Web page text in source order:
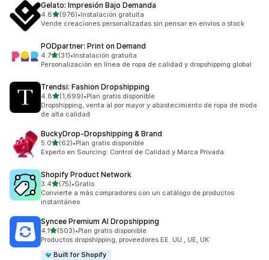
Gelato: Impresión Bajo Demanda
4.8de 5 estrellas
(976)
976 reseñas en total
•Instalación gratuita
Vende creaciones personalizadas sin pensar en envíos o stock
PODpartner: Print on Demand
4.7de 5 estrellas
(31)
31 reseñas en total
•Instalación gratuita
Personalización en línea de ropa de calidad y dropshipping global
Trendsi: Fashion Dropshipping
4.8de 5 estrellas
(1,699)
1699 reseñas en total
•Plan gratis disponible
Dropshipping, venta al por mayor y abastecimiento de ropa de moda
de alta calidad
BuckyDrop‑Dropshipping & Brand
5.0de 5 estrellas
(62)
62 reseñas en total
•Plan gratis disponible
Experto en Sourcing: Control de Calidad y Marca Privada.
Shopify Product Network
3.4de 5 estrellas
(75)
75 reseñas en total
•Gratis
Convierte a más compradores con un catálogo de productos
instantáneo
Syncee Premium AI Dropshipping
4.1de 5 estrellas
(503)
503 reseñas en total
•Plan gratis disponible
Productos dropshipping, proveedores EE. UU., UE, UK
Built for Shopify